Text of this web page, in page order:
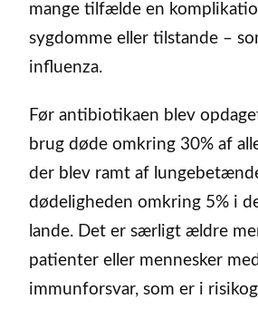
mange tilfælde en
sygdomme eller tilstande –
influenza.
Før antibiotikaen blev
brug døde omkring 30% af
der blev ramt af
dødeligheden omkring 5% i
lande. Det er særligt ældre
patienter eller mennesker
immunforsvar, som er i